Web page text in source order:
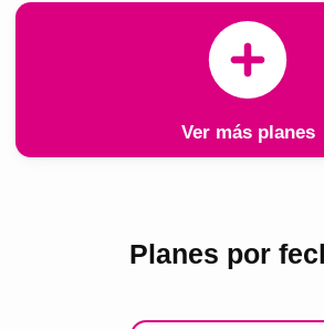
Ver más planes
Planes por